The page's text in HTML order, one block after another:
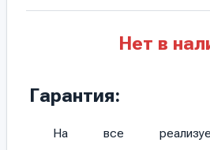
Нет в
Гарантия:
На все